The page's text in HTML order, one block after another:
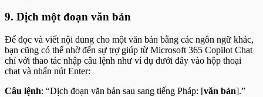
9. Dịch một đoạn văn bản
Để đọc và viết nội dung cho một văn bản bằng các ngôn ngữ khác,
bạn cũng có thể nhờ đến sự trợ giúp từ Microsoft 365 Copilot Chat
chỉ với thao tác nhập câu lệnh như ví dụ dưới đây vào hộp thoại
chat và nhấn nút Enter:
Câu lệnh: “Dịch đoạn văn bản sau sang tiếng Pháp: [văn bản].”